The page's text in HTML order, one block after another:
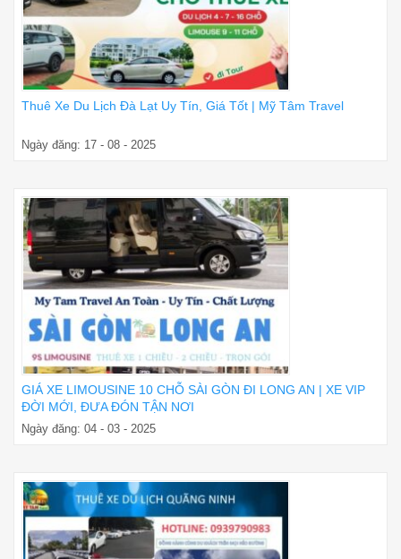
Thuê Xe Du Lịch Đà Lạt Uy Tín, Giá Tốt | Mỹ Tâm Travel
Ngày đăng: 17 - 08 - 2025
GIÁ XE LIMOUSINE 10 CHỖ SÀI GÒN ĐI LONG AN | XE VIP
ĐỜI MỚI, ĐƯA ĐÓN TẬN NƠI
Ngày đăng: 04 - 03 - 2025